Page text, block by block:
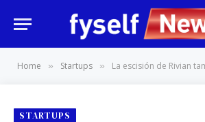
Home » Startups » La escisión de Rivian también revela una bicicleta
STARTUPS